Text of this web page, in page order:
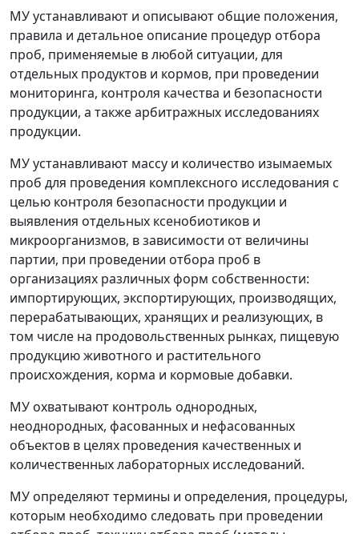
МУ устанавливают и описывают общие положения,
правила и детальное описание процедур отбора
проб, применяемые в любой ситуации, для
отдельных продуктов и кормов, при проведении
мониторинга, контроля качества и безопасности
продукции, а также арбитражных исследованиях
продукции.
МУ устанавливают массу и количество изымаемых
проб для проведения комплексного исследования с
целью контроля безопасности продукции и
выявления отдельных ксенобиотиков и
микроорганизмов, в зависимости от величины
партии, при проведении отбора проб в
организациях различных форм собственности:
импортирующих, экспортирующих, производящих,
перерабатывающих, хранящих и реализующих, в
том числе на продовольственных рынках, пищевую
продукцию животного и растительного
происхождения, корма и кормовые добавки.
МУ охватывают контроль однородных,
неоднородных, фасованных и нефасованных
объектов в целях проведения качественных и
количественных лабораторных исследований.
МУ определяют термины и определения, процедуры,
которым необходимо следовать при проведении